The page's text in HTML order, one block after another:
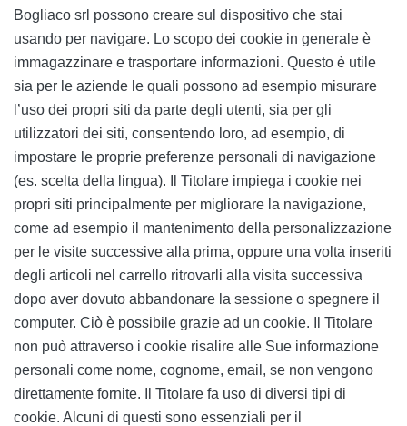
Bogliaco srl possono creare sul dispositivo che stai
usando per navigare. Lo scopo dei cookie in generale è
immagazzinare e trasportare informazioni. Questo è utile
sia per le aziende le quali possono ad esempio misurare
l’uso dei propri siti da parte degli utenti, sia per gli
utilizzatori dei siti, consentendo loro, ad esempio, di
impostare le proprie preferenze personali di navigazione
(es. scelta della lingua). Il Titolare impiega i cookie nei
propri siti principalmente per migliorare la navigazione,
come ad esempio il mantenimento della personalizzazione
per le visite successive alla prima, oppure una volta inseriti
degli articoli nel carrello ritrovarli alla visita successiva
dopo aver dovuto abbandonare la sessione o spegnere il
computer. Ciò è possibile grazie ad un cookie. Il Titolare
non può attraverso i cookie risalire alle Sue informazione
personali come nome, cognome, email, se non vengono
direttamente fornite. Il Titolare fa uso di diversi tipi di
cookie. Alcuni di questi sono essenziali per il